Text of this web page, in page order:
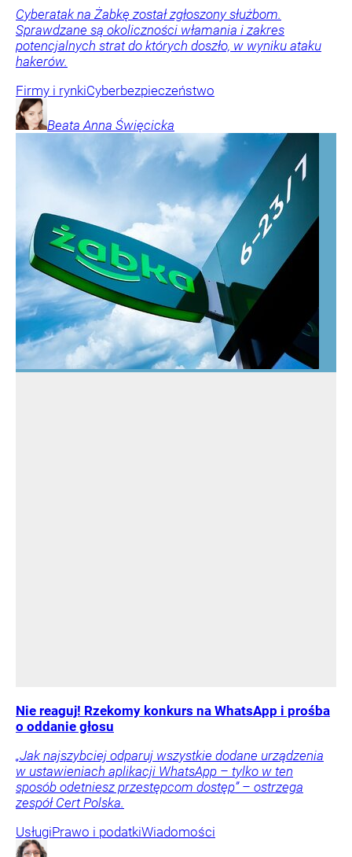
Cyberatak na Żabkę został zgłoszony służbom.
Sprawdzane są okoliczności włamania i zakres
potencjalnych strat do których doszło, w wyniku ataku
hakerów.
Firmy i rynkiCyberbezpieczeństwo
Beata Anna Święcicka
Nie reaguj! Rzekomy konkurs na WhatsApp i prośba
o oddanie głosu
„Jak najszybciej odparuj wszystkie dodane urządzenia
w ustawieniach aplikacji WhatsApp – tylko w ten
sposób odetniesz przestępcom dostęp” – ostrzega
zespół Cert Polska.
UsługiPrawo i podatkiWiadomości